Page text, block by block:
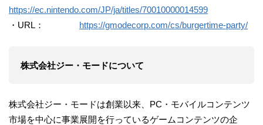
https://ec.nintendo.com/JP/ja/titles/70010000014599
・URL： https://gmodecorp.com/cs/burgertime-party/
株式会社ジー・モードについて
株式会社ジー・モードは創業以来、PC・モバイルコンテンツ
市場を中心に事業展開を行っているゲームコンテンツの企